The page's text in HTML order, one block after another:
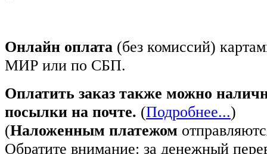
Онлайн оплата (без комиссий)
МИР или по СБП.
Оплатить заказ также можно
посылки на почте. (Подробнее...)
(Наложенным платежом
Обратите внимание: за денежный